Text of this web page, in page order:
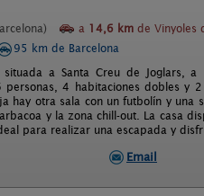
a 14,6 km de Vinyoles
95 km de Barcelona
situada a Santa Creu de Joglars,
4 habitaciones dobles y
hay otra sala con un futbolín y una
y la zona chill-out. La casa
para realizar una escapada y
Email